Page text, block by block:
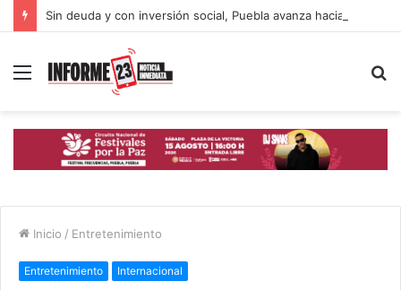
Menú
Inicio / Entretenimiento
Entretenimiento Internacional